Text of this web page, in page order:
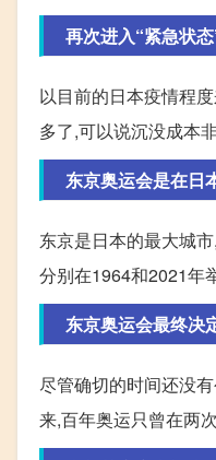
再次进入“紧急状
以目前的日本疫情程
多了,可以说沉没成本非
东京奥运会是在日
东京是日本的最大城
分别在1964和2021年
东京奥运会最终决
尽管确切的时间还没
来,百年奥运只曾在两